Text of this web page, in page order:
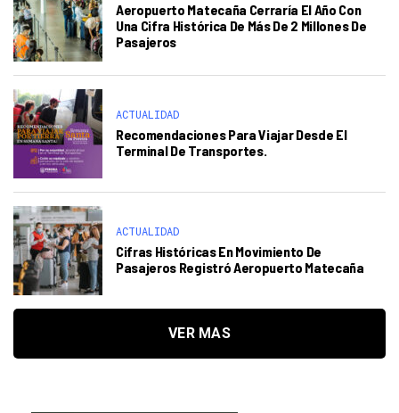
Aeropuerto Matecaña Cerraría El Año Con
Una Cifra Histórica De Más De 2 Millones De
Pasajeros
ACTUALIDAD
Recomendaciones Para Viajar Desde El
Terminal De Transportes.
ACTUALIDAD
Cifras Históricas En Movimiento De
Pasajeros Registró Aeropuerto Matecaña
VER MAS